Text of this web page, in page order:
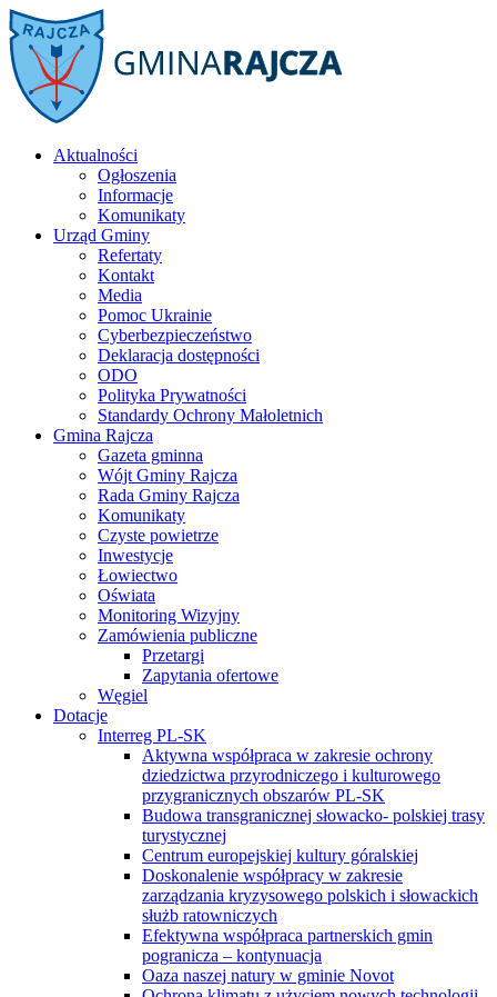
Aktualności
Ogłoszenia
Informacje
Komunikaty
Urząd Gminy
Refertaty
Kontakt
Media
Pomoc Ukrainie
Cyberbezpieczeństwo
Deklaracja dostępności
ODO
Polityka Prywatności
Standardy Ochrony Małoletnich
Gmina Rajcza
Gazeta gminna
Wójt Gminy Rajcza
Rada Gminy Rajcza
Komunikaty
Czyste powietrze
Inwestycje
Łowiectwo
Oświata
Monitoring Wizyjny
Zamówienia publiczne
Przetargi
Zapytania ofertowe
Węgiel
Dotacje
Interreg PL-SK
Aktywna współpraca w zakresie ochrony
dziedzictwa przyrodniczego i kulturowego
przygranicznych obszarów PL-SK
Budowa transgranicznej słowacko- polskiej trasy
turystycznej
Centrum europejskiej kultury góralskiej
Doskonalenie współpracy w zakresie
zarządzania kryzysowego polskich i słowackich
służb ratowniczych
Efektywna współpraca partnerskich gmin
pogranicza – kontynuacja
Oaza naszej natury w gminie Novot